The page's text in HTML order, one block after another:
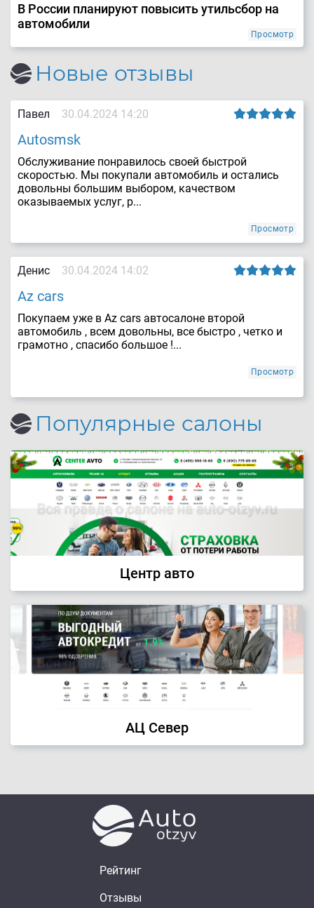
В России планируют повысить утильсбор на
автомобили
Просмотр
Новые отзывы
Павел 30.04.2024 14:20
Autosmsk
Обслуживание понравилось своей быстрой
скоростью. Мы покупали автомобиль и остались
довольны большим выбором, качеством
оказываемых услуг, р...
Просмотр
Денис 30.04.2024 14:02
Az cars
Покупаем уже в Az cars автосалоне второй
автомобиль , всем довольны, все быстро , четко и
грамотно , спасибо большое !...
Просмотр
Популярные салоны
Центр авто
АЦ Север
Рейтинг
Отзывы